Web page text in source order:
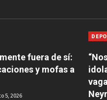
fuera de sí:
y mofas a
5, 2026